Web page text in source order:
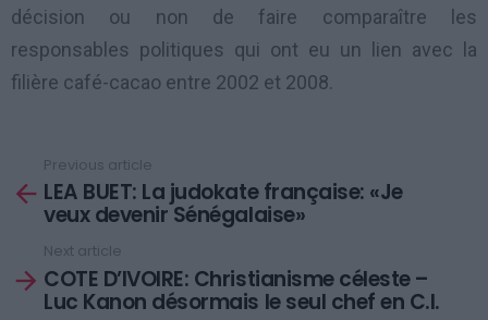
décision ou non de faire comparaître les
responsables politiques qui ont eu un lien avec la
filière café-cacao entre 2002 et 2008.
more
Previous article
LEA BUET: La judokate française: «Je
veux devenir Sénégalaise»
Next article
COTE D’IVOIRE: Christianisme céleste –
Luc Kanon désormais le seul chef en C.I.